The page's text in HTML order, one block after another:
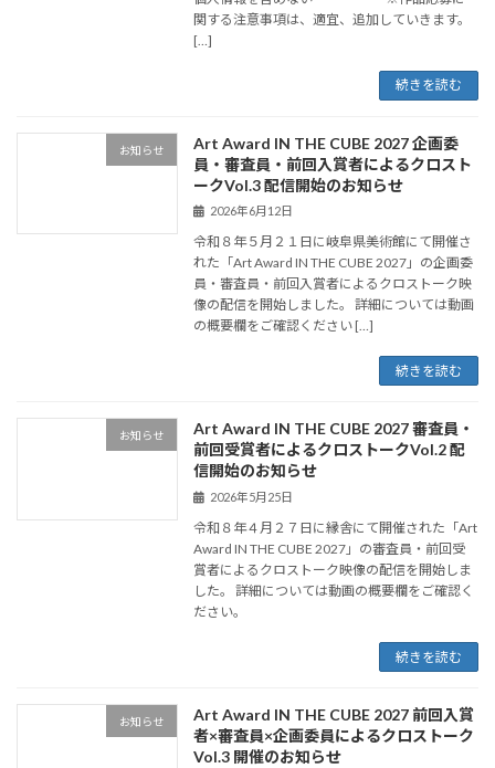
関する注意事項は、適宜、追加していきます。
[…]
続きを読む
お知らせ
Art Award IN THE CUBE 2027 企画委
員・審査員・前回入賞者によるクロスト
ークVol.3 配信開始のお知らせ
2026年6月12日
令和８年５月２１日に岐阜県美術館にて開催さ
れた「Art Award IN THE CUBE 2027」の企画委
員・審査員・前回入賞者によるクロストーク映
像の配信を開始しました。 詳細については動画
の概要欄をご確認ください […]
続きを読む
お知らせ
Art Award IN THE CUBE 2027 審査員・
前回受賞者によるクロストークVol.2 配
信開始のお知らせ
2026年5月25日
令和８年４月２７日に縁舎にて開催された「Art
Award IN THE CUBE 2027」の審査員・前回受
賞者によるクロストーク映像の配信を開始しま
した。 詳細については動画の概要欄をご確認く
ださい。
続きを読む
お知らせ
Art Award IN THE CUBE 2027 前回入賞
者×審査員×企画委員によるクロストーク
Vol.3 開催のお知らせ